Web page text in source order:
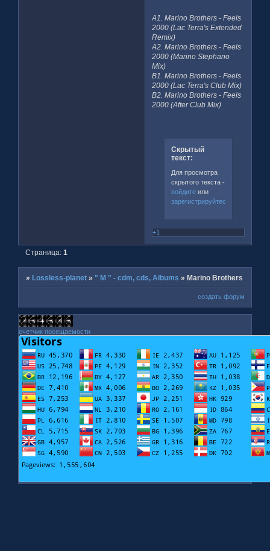
A1. Marino Brothers - Feels
2000 (Lac Terra's Extended
Remix)
A2. Marino Brothers - Feels
2000 (Marino Stephano
Mix)
B1. Marino Brothers - Feels
2000 (Lac Terra's Club Mix)
B2. Marino Brothers - Feels
2000 (After Club Mix)
Скрытый
текст:
Для просмотра
скрытого текста -
войдитеили
зарегистрируйтесь
+1
Страница:1
»Lossless-planet » " M " - cdm, cds, Albums »Marino Brothers
создать форум
счетчик посещаемости